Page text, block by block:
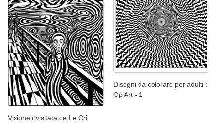
Visione rivisitata de Le Cri:
Disegni da colorare per adulti :
Op Art - 1